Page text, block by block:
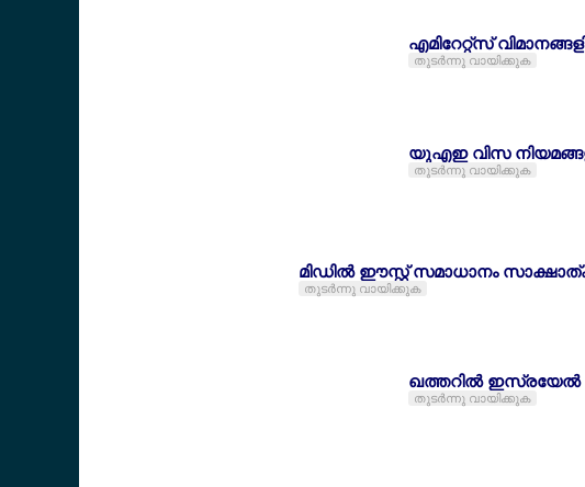
എമിറേറ്റ്സ്
തുടര്‍ന്നു വായിക്കുക
യുഎഇ വിസ
തുടര്‍ന്നു വായിക്കുക
മിഡില്‍ ഈസ്റ്റ് സമാധാനം
തുടര്‍ന്നു വായിക്കുക
ഖത്തറില്‍ ഇസ്രയേല്‍
തുടര്‍ന്നു വായിക്കുക